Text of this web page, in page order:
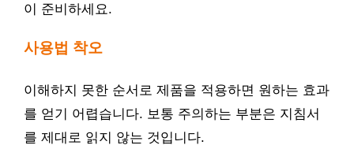
이 준비하세요.
사용법 착오
이해하지 못한 순서로 제품을 적용하면 원하는 효과
를 얻기 어렵습니다. 보통 주의하는 부분은 지침서
를 제대로 읽지 않는 것입니다.